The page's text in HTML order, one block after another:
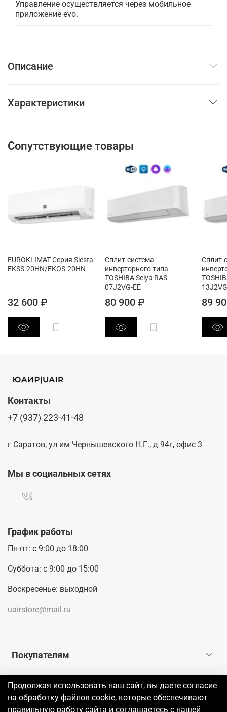
Управление осуществляется через мобильное
приложение evo.
Описание
Характеристики
Сопутствующие товары
EUROKLIMAT Серия Siesta
EKSS-20HN/EKOS-20HN
32 600 ₽
Сплит-система
инверторного типа
TOSHIBA Seiya RAS-
07J2VG-EE
80 900 ₽
Сплит-
89
Покупателям
График работы
Пн-пт: с 9:00 до 18:00
Суббота: с 9:00 до 15:00
Воскресенье: выходной
uairstore@mail.ru
Контакты
+7 (937) 223-41-48
г Саратов, ул им Чернышевского Н.Г., д 94г, офис 3
Мы в социальных сетях
©2026 UAIR
Продолжая использовать наш сайт, вы даете согласие
на обработку файлов cookie, которые обеспечивают
правильную работу сайта и соглашаетесь с нашей